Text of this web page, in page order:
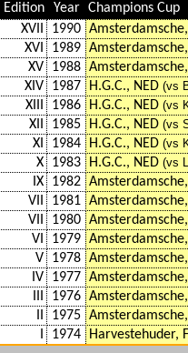
Edition
Year Champions Cup
XVII
1990
XVI 1989
XV 1988
XIV 1987 H.G.C., NED (vs
XIII 1986 H.G.C., NED (vs
XII 1985 H.G.C., NED (vs
XI 1984 H.G.C., NED (vs
X 1983 H.G.C., NED (vs
IX 1982
VII 1981
VII 1980
VI 1979
V 1978
IV 1977
1976
1975
1974 Harvestehuder,